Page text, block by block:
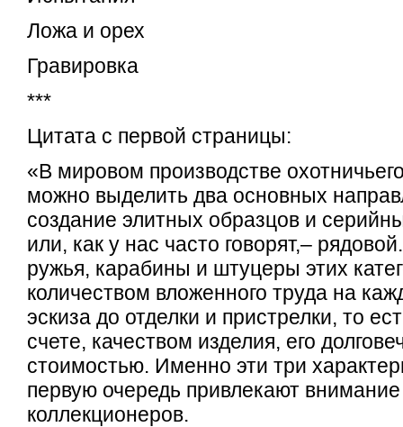
Ложа и орех
Гравировка
***
Цитата с первой страницы:
«В мировом производстве
можно выделить два основных
создание элитных образцов и
или, как у нас часто говорят,–
ружья, карабины и штуцеры этих
количеством вложенного труда на
эскиза до отделки и пристрелки, то
счете, качеством изделия, его
стоимостью. Именно эти три
первую очередь привлекают
коллекционеров.